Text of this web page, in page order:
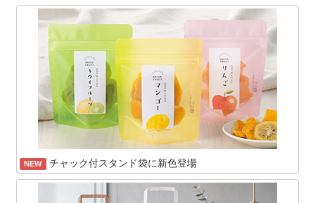
NEW チャック付スタンド袋に新色登場